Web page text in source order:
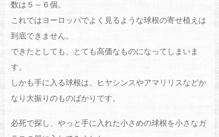
数は５～６個。
これではヨーロッパでよく見るような球根の寄せ植えは
到底できません。
できたとしても、とても高価なものになってしまいま
す。
しかも手に入る球根は、ヒヤシンスやアマリリスなどか
なり大振りのものばかりです。
必死で探し、やっと手に入れた小さめの球根を小さなガ